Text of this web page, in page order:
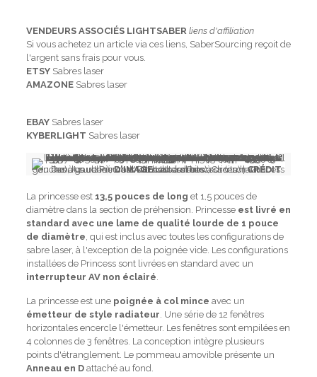
VENDEURS ASSOCIÉS LIGHTSABER liens d'affiliation
Si vous achetez un article via ces liens, SaberSourcing reçoit de
l'argent sans frais pour vous.
ETSYSabres laser
AMAZONESabres laser
EBAYSabres laser
KYBERLIGHT Sabres laser
Rendus ultérieurs d'Ultrasabers Princess (en haut à gauche), Azure Princess (en haut à droite), Crimson Princess (en bas à gauche), Dark Princess (en bas à droite) |
CRÉDIT D'IMAGEUltrasabers
La princesse est 13,5 pouces de long et 1,5 pouces de
diamètre dans la section de préhension. Princesse est livré en
standard avec une lame de qualité lourde de 1 pouce
de diamètre, qui est inclus avec toutes les configurations de
sabre laser, à l'exception de la poignée vide. Les configurations
installées de Princess sont livrées en standard avec un
interrupteur AV non éclairé.
La princesse est unepoignée à col mince avec un
émetteur de style radiateur. Une série de 12 fenêtres
horizontales encercle l'émetteur. Les fenêtres sont empilées en
4 colonnes de 3 fenêtres. La conception intègre plusieurs
points d'étranglement. Le pommeau amovible présente un
Anneau en Dattaché au fond.